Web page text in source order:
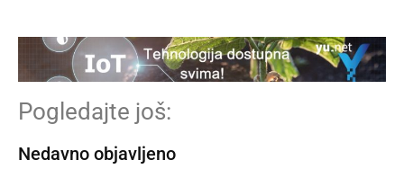
Pogledajte još:
Nedavno objavljeno